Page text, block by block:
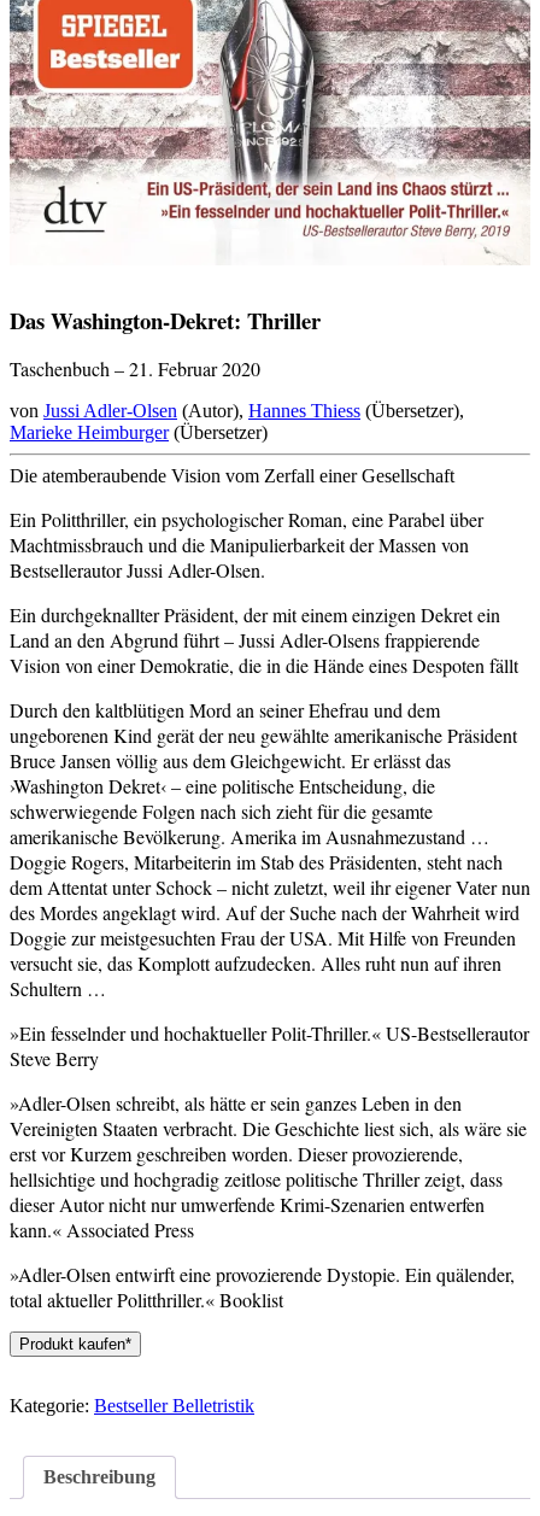
Das Washington-Dekret: Thriller
Taschenbuch – 21. Februar 2020
von Jussi Adler-Olsen (Autor), Hannes Thiess (Übersetzer),
Marieke Heimburger (Übersetzer)
Die atemberaubende Vision vom Zerfall einer Gesellschaft
Ein Politthriller, ein psychologischer Roman, eine Parabel über
Machtmissbrauch und die Manipulierbarkeit der Massen von
Bestsellerautor Jussi Adler-Olsen.
Ein durchgeknallter Präsident, der mit einem einzigen Dekret ein
Land an den Abgrund führt – Jussi Adler-Olsens frappierende
Vision von einer Demokratie, die in die Hände eines Despoten fällt
Durch den kaltblütigen Mord an seiner Ehefrau und dem
ungeborenen Kind gerät der neu gewählte amerikanische Präsident
Bruce Jansen völlig aus dem Gleichgewicht. Er erlässt das
›Washington Dekret‹ – eine politische Entscheidung, die
schwerwiegende Folgen nach sich zieht für die gesamte
amerikanische Bevölkerung. Amerika im Ausnahmezustand …
Doggie Rogers, Mitarbeiterin im Stab des Präsidenten, steht nach
dem Attentat unter Schock – nicht zuletzt, weil ihr eigener Vater nun
des Mordes angeklagt wird. Auf der Suche nach der Wahrheit wird
Doggie zur meistgesuchten Frau der USA. Mit Hilfe von Freunden
versucht sie, das Komplott aufzudecken. Alles ruht nun auf ihren
Schultern …
»Ein fesselnder und hochaktueller Polit-Thriller.« US-Bestsellerautor
Steve Berry
»Adler-Olsen schreibt, als hätte er sein ganzes Leben in den
Vereinigten Staaten verbracht. Die Geschichte liest sich, als wäre sie
erst vor Kurzem geschreiben worden. Dieser provozierende,
hellsichtige und hochgradig zeitlose politische Thriller zeigt, dass
dieser Autor nicht nur umwerfende Krimi-Szenarien entwerfen
kann.« Associated Press
»Adler-Olsen entwirft eine provozierende Dystopie. Ein quälender,
total aktueller Politthriller.« Booklist
Produkt kaufen*
Kategorie: Bestseller Belletristik
Beschreibung